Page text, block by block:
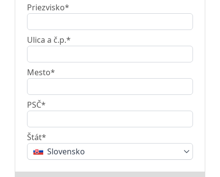
Priezvisko*
Ulica a č.p.*
Mesto*
PSČ*
Štát*
Slovensko